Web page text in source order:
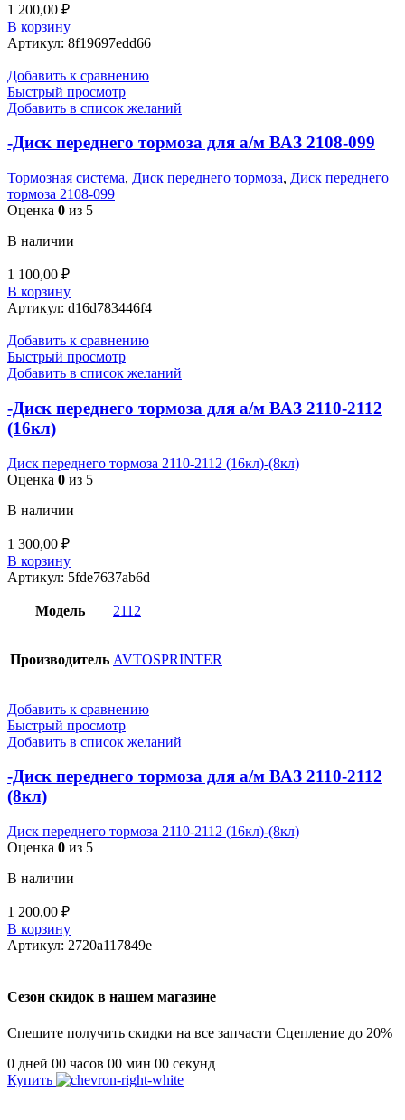
1 200,00 ₽
В корзину
Артикул: 8f19697edd66
Добавить к сравнению
Быстрый просмотр
Добавить в список желаний
-Диск переднего тормоза для а/м ВАЗ 2108-099
Тормозная система, Диск переднего тормоза, Диск переднего
тормоза 2108-099
Оценка 0 из 5
В наличии
1 100,00 ₽
В корзину
Артикул: d16d783446f4
Добавить к сравнению
Быстрый просмотр
Добавить в список желаний
-Диск переднего тормоза для а/м ВАЗ 2110-2112
(16кл)
Диск переднего тормоза 2110-2112 (16кл)-(8кл)
Оценка 0 из 5
В наличии
1 300,00 ₽
В корзину
Артикул: 5fde7637ab6d
Модель 2112
Производитель AVTOSPRINTER
Добавить к сравнению
Быстрый просмотр
Добавить в список желаний
-Диск переднего тормоза для а/м ВАЗ 2110-2112
(8кл)
Диск переднего тормоза 2110-2112 (16кл)-(8кл)
Оценка 0 из 5
В наличии
1 200,00 ₽
В корзину
Артикул: 2720a117849e
Сезон скидок в нашем магазине
Спешите получить скидки на все запчасти Сцепление до 20%
0 дней 00 часов 00 мин 00 секунд
Купить